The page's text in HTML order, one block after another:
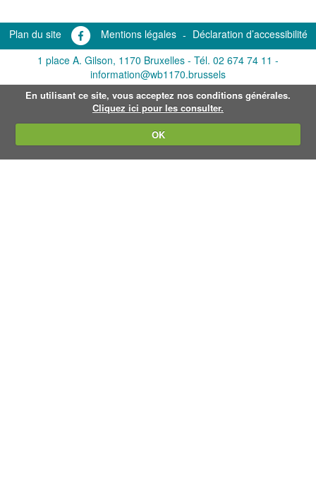
Plan du site Mentions légales - Déclaration d’accessibilité
1 place A. Gilson, 1170 Bruxelles - Tél. 02 674 74 11 -
information@wb1170.brussels
En utilisant ce site, vous acceptez nos conditions générales.
Cliquez ici pour les consulter.
OK